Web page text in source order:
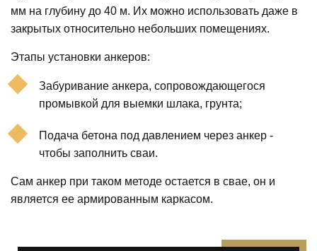
мм на глубину до 40 м. Их можно использовать даже в
закрытых относительно небольших помещениях.
Этапы установки анкеров:
Забуривание анкера, сопровождающегося
промывкой для выемки шлака, грунта;
Подача бетона под давлением через анкер -
чтобы заполнить сваи.
Сам анкер при таком методе остается в свае, он и
является ее армированным каркасом.